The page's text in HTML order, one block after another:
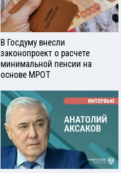
В Госдуму внесли
законопроект о расчете
минимальной пенсии на
основе МРОТ